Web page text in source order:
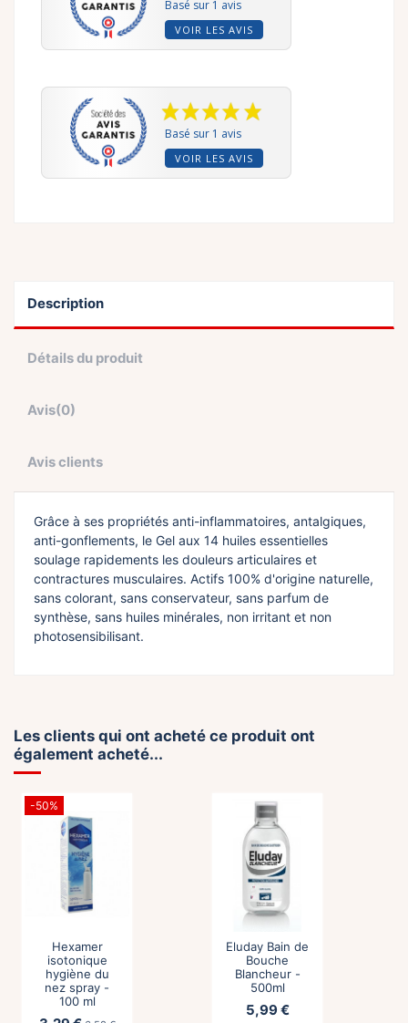
Basé sur 1 avis
VOIR LES AVIS
Basé sur 1 avis
VOIR LES AVIS
Description
Détails du produit
Avis(0)
Avis clients
Grâce à ses propriétés anti-inflammatoires, antalgiques,
anti-gonflements, le Gel aux 14 huiles essentielles
soulage rapidements les douleurs articulaires et
contractures musculaires. Actifs 100% d'origine naturelle,
sans colorant, sans conservateur, sans parfum de
synthèse, sans huiles minérales, non irritant et non
photosensibilisant.
Les clients qui ont acheté ce produit ont
également acheté...
-50%
Hexamer
isotonique
hygiène du
nez spray -
100 ml
Eluday Bain de
Bouche
Blancheur -
500ml
5,99 €